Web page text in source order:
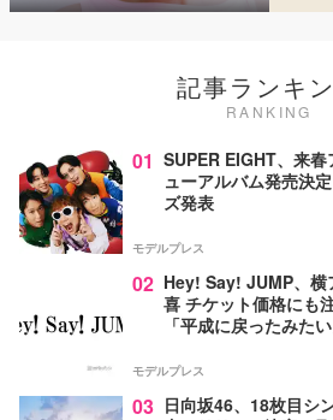
記事ランキ
RANKING
01 SUPER EIGHT、来
ューアルバム発売決
ズ発表
モデルプレス
02 Hey! Say! JUMP、横
喜 チケット価格にも
「平成に戻ったみたい
モデルプレス
03 日向坂46、18枚目シ